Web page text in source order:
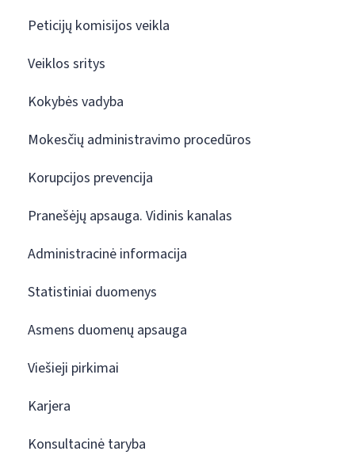
Peticijų komisijos veikla
Veiklos sritys
Kokybės vadyba
Mokesčių administravimo procedūros
Korupcijos prevencija
Pranešėjų apsauga. Vidinis kanalas
Administracinė informacija
Statistiniai duomenys
Asmens duomenų apsauga
Viešieji pirkimai
Karjera
Konsultacinė taryba